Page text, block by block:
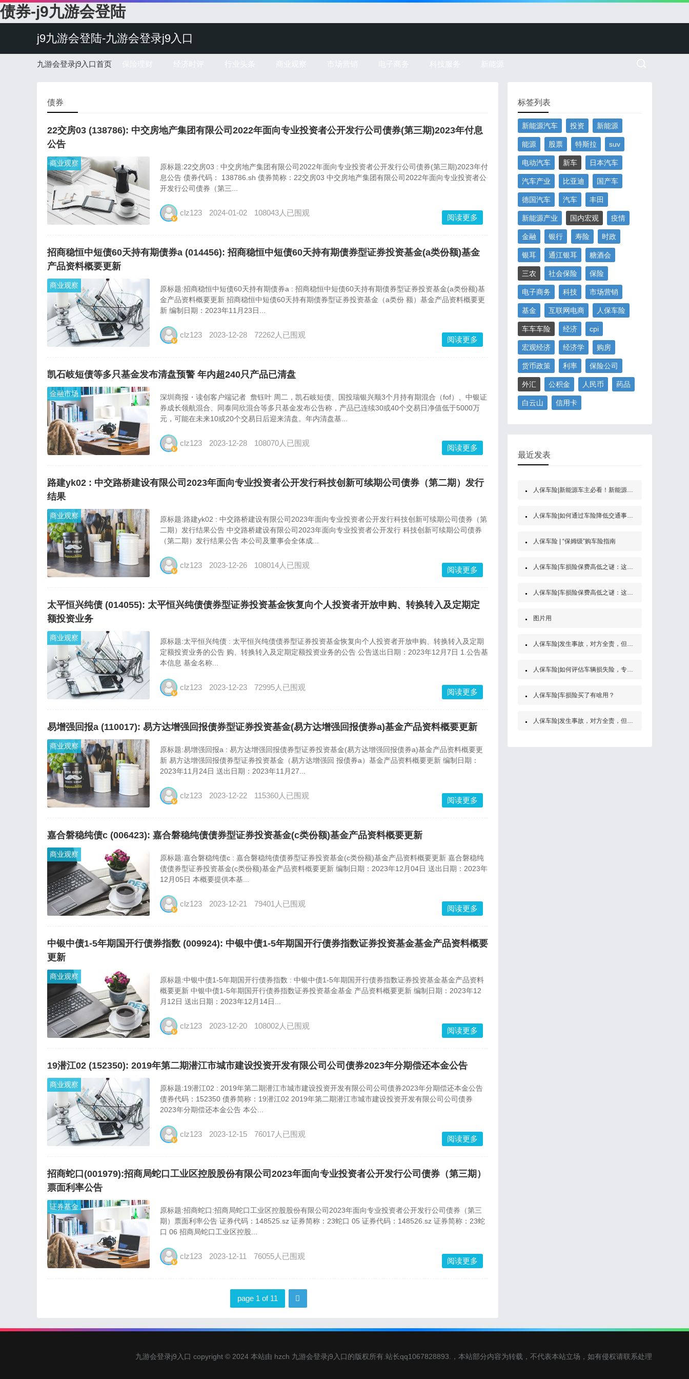
债券-j9九游会登陆
j9九游会登陆-九游会登录j9入口
九游会登录j9入口首页
债券
22交房03 (138786): 中交房地产集团有限公司2022年面向专业投资者公开发行公司债券(第三期)2023年付息
公告
商业观察
原标题:22交房03 : 中交房地产集团有限公司2022年面向专业投资者公开发行公司债券(第三期)2023年付
息公告 债券代码： 138786.sh 债券简称：22交房03 中交房地产集团有限公司2022年面向专业投资者公
开发行公司债券（第三...
clz123 2024-01-02 108043人已围观
阅读更多
招商稳恒中短债60天持有期债券a (014456): 招商稳恒中短债60天持有期债券型证券投资基金(a类份额)基金
产品资料概要更新
商业观察
原标题:招商稳恒中短债60天持有期债券a : 招商稳恒中短债60天持有期债券型证券投资基金(a类份额)基
金产品资料概要更新 招商稳恒中短债60天持有期债券型证券投资基金（a类份 额）基金产品资料概要更
新 编制日期：2023年11月23日...
clz123 2023-12-28 72262人已围观
阅读更多
凯石岐短债等多只基金发布清盘预警 年内超240只产品已清盘
金融市场
深圳商报・读创客户端记者 詹钰叶 周二，凯石岐短债、国投瑞银兴顺3个月持有期混合（fof）、中银证
券成长领航混合、同泰同欣混合等多只基金发布公告称，产品已连续30或40个交易日净值低于5000万
元，可能在未来10或20个交易日后迎来清盘。年内清盘基...
clz123 2023-12-28 108070人已围观
阅读更多
路建yk02 : 中交路桥建设有限公司2023年面向专业投资者公开发行科技创新可续期公司债券（第二期）发行
结果
商业观察
原标题:路建yk02 : 中交路桥建设有限公司2023年面向专业投资者公开发行科技创新可续期公司债券（第
二期）发行结果公告 中交路桥建设有限公司2023年面向专业投资者公开发行 科技创新可续期公司债券
（第二期）发行结果公告 本公司及董事会全体成...
clz123 2023-12-26 108014人已围观
阅读更多
太平恒兴纯债 (014055): 太平恒兴纯债债券型证券投资基金恢复向个人投资者开放申购、转换转入及定期定
额投资业务
商业观察
原标题:太平恒兴纯债 : 太平恒兴纯债债券型证券投资基金恢复向个人投资者开放申购、转换转入及定期
定额投资业务的公告 购、转换转入及定期定额投资业务的公告 公告送出日期：2023年12月7日 1.公告基
本信息 基金名称...
clz123 2023-12-23 72995人已围观
阅读更多
易增强回报a (110017): 易方达增强回报债券型证券投资基金(易方达增强回报债券a)基金产品资料概要更新
商业观察
原标题:易增强回报a : 易方达增强回报债券型证券投资基金(易方达增强回报债券a)基金产品资料概要更
新 易方达增强回报债券型证券投资基金（易方达增强回 报债券a）基金产品资料概要更新 编制日期：
2023年11月24日 送出日期：2023年11月27...
clz123 2023-12-22 115360人已围观
阅读更多
嘉合磐稳纯债c (006423): 嘉合磐稳纯债债券型证券投资基金(c类份额)基金产品资料概要更新
商业观察
原标题:嘉合磐稳纯债c : 嘉合磐稳纯债债券型证券投资基金(c类份额)基金产品资料概要更新 嘉合磐稳纯
债债券型证券投资基金(c类份额)基金产品资料概要更新 编制日期：2023年12月04日 送出日期：2023年
12月05日 本概要提供本基...
clz123 2023-12-21 79401人已围观
阅读更多
中银中债1-5年期国开行债券指数 (009924): 中银中债1-5年期国开行债券指数证券投资基金基金产品资料概要
更新
商业观察
原标题:中银中债1-5年期国开行债券指数 : 中银中债1-5年期国开行债券指数证券投资基金基金产品资料
概要更新 中银中债1-5年期国开行债券指数证券投资基金基金 产品资料概要更新 编制日期：2023年12
月12日 送出日期：2023年12月14日...
clz123 2023-12-20 108002人已围观
阅读更多
19潜江02 (152350): 2019年第二期潜江市城市建设投资开发有限公司公司债券2023年分期偿还本金公告
商业观察
原标题:19潜江02 : 2019年第二期潜江市城市建设投资开发有限公司公司债券2023年分期偿还本金公告
债券代码：152350 债券简称：19潜江02 2019年第二期潜江市城市建设投资开发有限公司公司债券
2023年分期偿还本金公告 本公...
clz123 2023-12-15 76017人已围观
阅读更多
招商蛇口(001979):招商局蛇口工业区控股股份有限公司2023年面向专业投资者公开发行公司债券（第三期）
票面利率公告
证券基金
原标题:招商蛇口:招商局蛇口工业区控股股份有限公司2023年面向专业投资者公开发行公司债券（第三
期）票面利率公告 证券代码：148525.sz 证券简称：23蛇口 05 证券代码：148526.sz 证券简称：23蛇
口 06 招商局蛇口工业区控股...
clz123 2023-12-11 76055人已围观
阅读更多
page 1 of 11
标签列表
新能源汽车 投资 新能源
能源 股票 特斯拉 suv
电动汽车 新车 日本汽车
汽车产业 比亚迪 国产车
德国汽车 汽车 丰田
新能源产业 国内宏观 疫情
金融 银行 寿险 时政
银耳 通江银耳 糖酒会
三农 社会保险 保险
电子商务 科技 市场营销
基金 互联网电商 人保车险
车车车险 经济 cpi
宏观经济 经济学 购房
货币政策 利率 保险公司
外汇 公积金 人民币 药品
白云山 信用卡
最近发表
人保车险|新能源车主必看！新能源汽车第三者责任保险
人保车险|如何通过车险降低交通事故的经济风险？
人保车险 | “保姆级”购车险指南
人保车险|车损险保费高低之谜：这些因素决定了你的保费
人保车险|车损险保费高低之谜：这些因素决定了你的保费
图片用
人保车险|发生事故，对方全责，但是他没买保险怎么办？
人保车险|如何评估车辆损失险，专家为你解答
人保车险|车损险买了有啥用？
人保车险|发生事故，对方全责，但是他没买保险怎么办？
九游会登录j9入口 copyright © 2024 本站由 hzch 九游会登录j9入口的版权所有.站长qq1067828893.，本站部分内容为转载，不代表本站立场，如有侵权请联系处理